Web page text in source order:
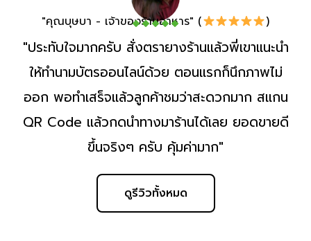
"คุณบุษบา - เจ้าของร้านอาหาร" ( )
"ประทับใจมากครับ สั่งตรายางร้านแล้วพี่เขาแนะนำ
ให้ทำนามบัตรออนไลน์ด้วย ตอนแรกก็นึกภาพไม่
ออก พอทำเสร็จแล้วลูกค้าชมว่าสะดวกมาก สแกน
QR Code แล้วกดนำทางมาร้านได้เลย ยอดขายดี
ขึ้นจริงๆ ครับ คุ้มค่ามาก"
ดูรีวิวทั้งหมด